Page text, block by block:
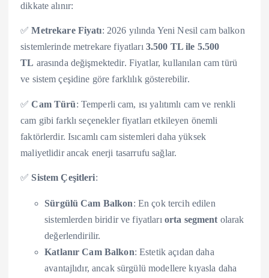
dikkate alınır:
✅Metrekare Fiyatı: 2026 yılında Yeni Nesil cam balkon
sistemlerinde metrekare fiyatları 3.500 TL ile 5.500
TL arasında değişmektedir. Fiyatlar, kullanılan cam türü
ve sistem çeşidine göre farklılık gösterebilir.
✅Cam Türü: Temperli cam, ısı yalıtımlı cam ve renkli
cam gibi farklı seçenekler fiyatları etkileyen önemli
faktörlerdir. Isıcamlı cam sistemleri daha yüksek
maliyetlidir ancak enerji tasarrufu sağlar.
✅ Sistem Çeşitleri:
Sürgülü Cam Balkon: En çok tercih edilen
sistemlerden biridir ve fiyatları orta segment olarak
değerlendirilir.
Katlanır Cam Balkon: Estetik açıdan daha
avantajlıdır, ancak sürgülü modellere kıyasla daha